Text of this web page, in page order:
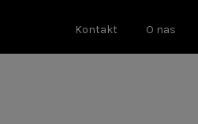
O nas
Kontakt